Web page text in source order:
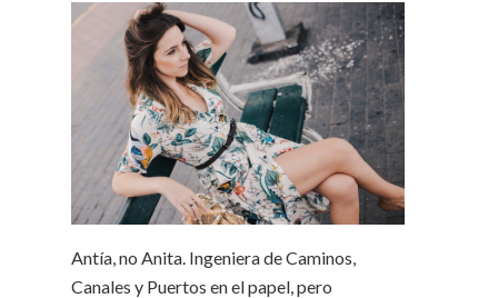
Antía, no Anita. Ingeniera de Caminos,
Canales y Puertos en el papel, pero